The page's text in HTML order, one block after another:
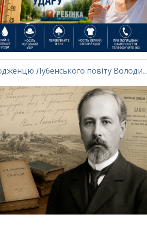
Лубенського повіту Володи...